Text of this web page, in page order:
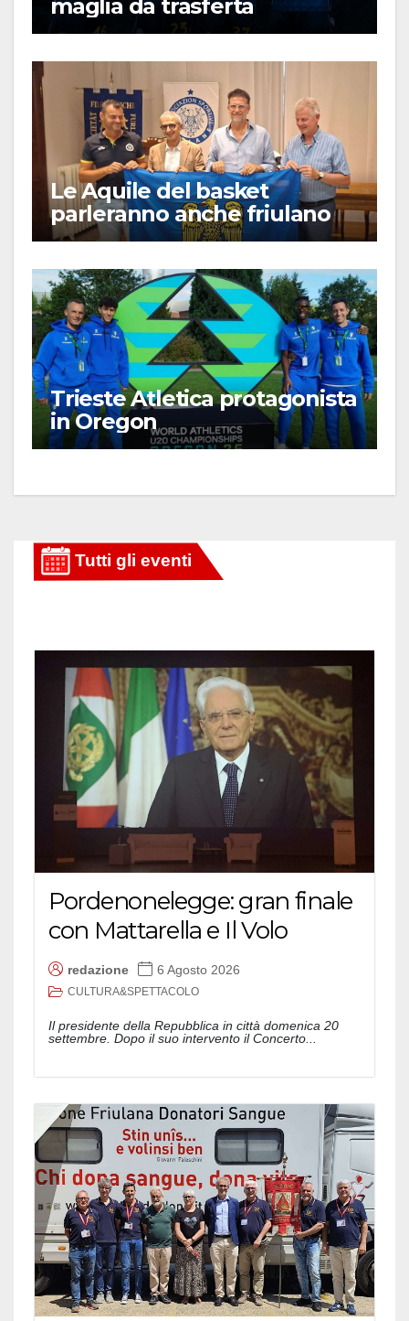
maglia da trasferta
Le Aquile del basket
parleranno anche friulano
Trieste Atletica protagonista
in Oregon
Pordenonelegge: gran finale
con Mattarella e Il Volo
redazione 6 Agosto 2026
CULTURA&SPETTACOLO
Il presidente della Repubblica in città domenica 20
settembre. Dopo il suo intervento il Concerto...